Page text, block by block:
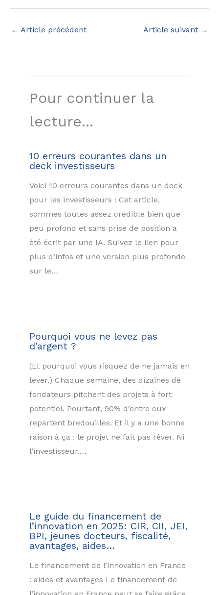
← Article précédent Article suivant →
Pour continuer la
lecture...
10 erreurs courantes dans un
deck investisseurs
Voici 10 erreurs courantes dans un deck
pour les investisseurs : Cet article,
sommes toutes assez crédible bien que
peu profond et sans prise de position a
été écrit par une IA. Suivez le lien pour
plus d’infos et une version plus profonde
sur le…
Pourquoi vous ne levez pas
d’argent ?
(Et pourquoi vous risquez de ne jamais en
lever.) Chaque semaine, des dizaines de
fondateurs pitchent des projets à fort
potentiel. Pourtant, 90% d’entre eux
repartent bredouilles. Et il y a une bonne
raison à ça : le projet ne fait pas rêver. Ni
l’investisseur.…
Le guide du financement de
l’innovation en 2025: CIR, CII, JEI,
BPI, jeunes docteurs, fiscalité,
avantages, aides…
Le financement de l’innovation en France
: aides et avantages Le financement de